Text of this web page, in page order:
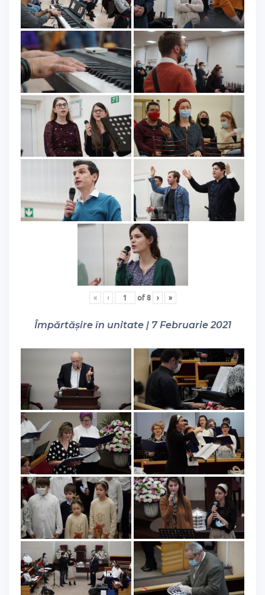
« ‹ of 8 › »
Împărtășire în unitate | 7 Februarie 2021